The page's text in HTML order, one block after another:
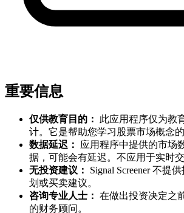
重要信息
仅供教育目的：
此应用程序仅为教
计。它是帮助您学习股票市场概念的
数据延迟：
应用程序中提供的市场
据，可能会有延迟。不应用于实时交
无投资建议：
Signal Screener 不提
划或买卖建议。
咨询专业人士： 在做出投资决定之
的财务顾问。